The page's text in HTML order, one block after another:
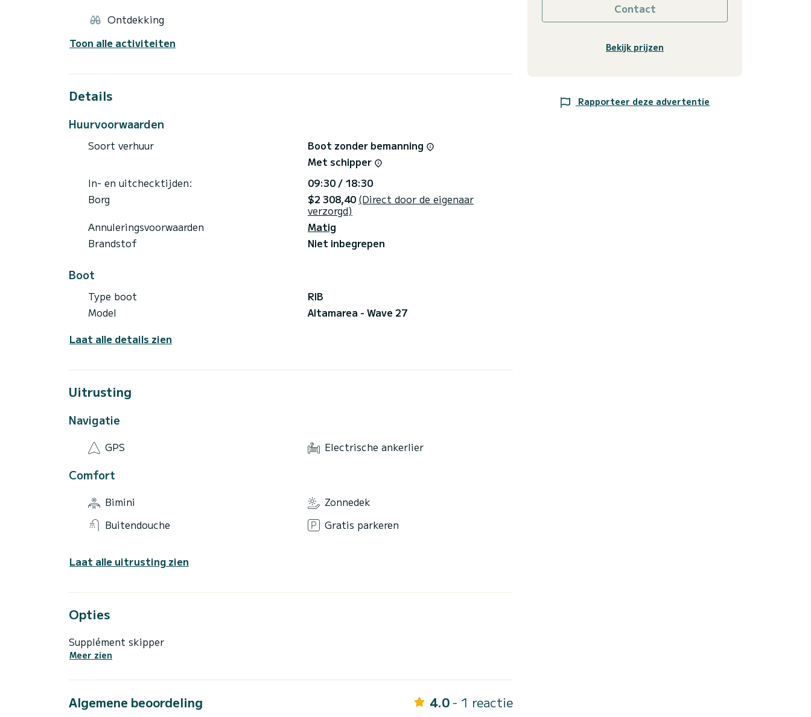
Ontdekking
Toon alle activiteiten
Details
Huurvoorwaarden
Soort verhuur
Boot zonder bemanning
Met schipper
In- en uitchecktijden:
09:30 / 18:30
Borg
$2 308,40 (Direct door de eigenaar
verzorgd)
Annuleringsvoorwaarden
Matig
Brandstof
Niet inbegrepen
Boot
Type boot
RIB
Model
Altamarea - Wave 27
Laat alle details zien
Uitrusting
Navigatie
GPS Electrische ankerlier
Comfort
Bimini
Zonnedek
Buitendouche
Gratis parkeren
Laat alle uitrusting zien
Opties
Supplément skipper
Meer zien
Algemene beoordeling 4.0 - 1 reactie
Contact
Bekijk prijzen
Rapporteer deze advertentie